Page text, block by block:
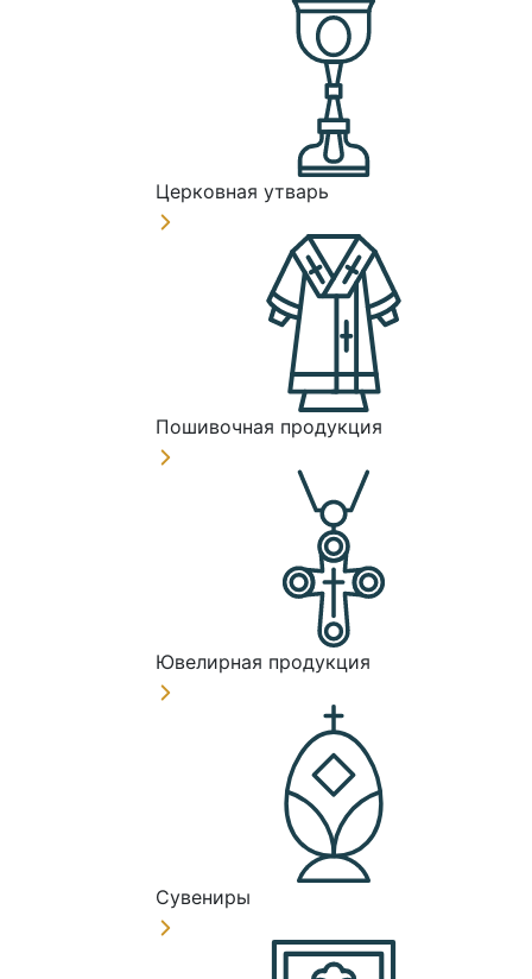
Церковная утварь
Пошивочная продукция
Ювелирная продукция
Сувениры